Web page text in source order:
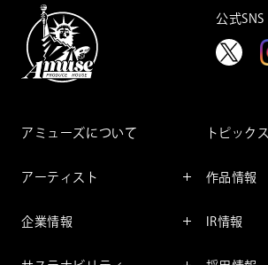
公式SNS
アミューズについて
アーティスト
企業情報
トピックス
レポート
作品情報
IR情報